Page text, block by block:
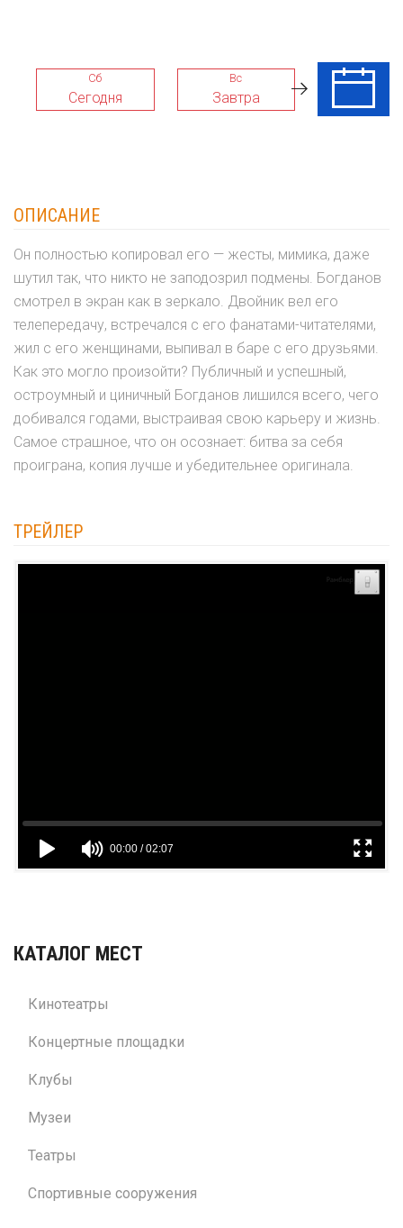
Сб
Сегодня
Вс
Завтра
Пн
ОПИСАНИЕ
Он полностью копировал его — жесты, мимика, даже
шутил так, что никто не заподозрил подмены. Богданов
смотрел в экран как в зеркало. Двойник вел его
телепередачу, встречался с его фанатами-читателями,
жил с его женщинами, выпивал в баре с его друзьями.
Как это могло произойти? Публичный и успешный,
остроумный и циничный Богданов лишился всего, чего
добивался годами, выстраивая свою карьеру и жизнь.
Самое страшное, что он осознает: битва за себя
проиграна, копия лучше и убедительнее оригинала.
ТРЕЙЛЕР
КАТАЛОГ МЕСТ
Кинотеатры
Концертные площадки
Клубы
Музеи
Театры
Спортивные сооружения